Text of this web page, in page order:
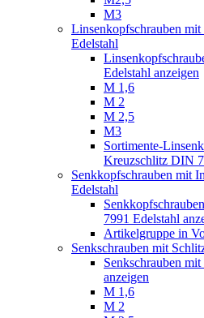
M3
Linsenkopfschrauben
Edelstahl
Edelstahl anzeigen
M 1,6
M 2
M 2,5
M3
Sortimente-
Kreuzschlitz DIN
Senkkopfschrauben mit
Edelstahl
7991 Edelstahl
Artikelgruppe in
Senkschrauben mit
Senkschrauben
anzeigen
M 1,6
M 2